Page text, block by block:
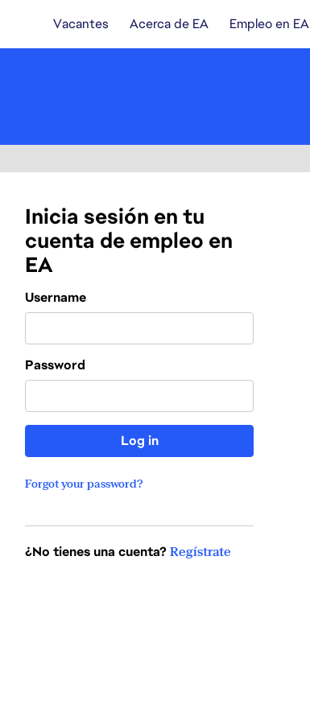
Vacantes Acerca de EA Empleo en EA
Inicia sesión en tu
cuenta de empleo en
EA
Login
Username
Password
Log in
Forgot your password?
¿No tienes una cuenta? Regístrate